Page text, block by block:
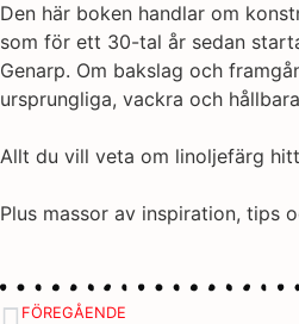
Den här boken handlar om
som för ett 30-tal år sedan
Genarp. Om bakslag och
ursprungliga, vackra och
Allt du vill veta om linoljefärg
Plus massor av inspiration, tips
FÖREGÅENDE